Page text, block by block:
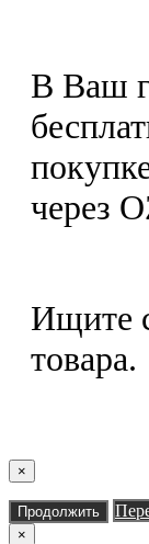
В Ваш
через
Ищите
товара.
×
Продолжить
×